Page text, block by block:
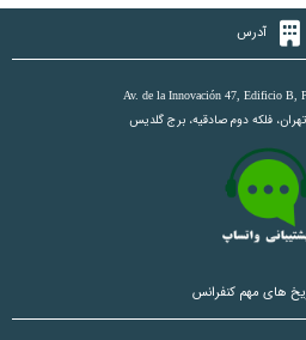
آدرس
Av. de la Innovación 47, Edificio B,
فلکه دوم صادقیه، برج گلدیس
های مهم کنفرانس